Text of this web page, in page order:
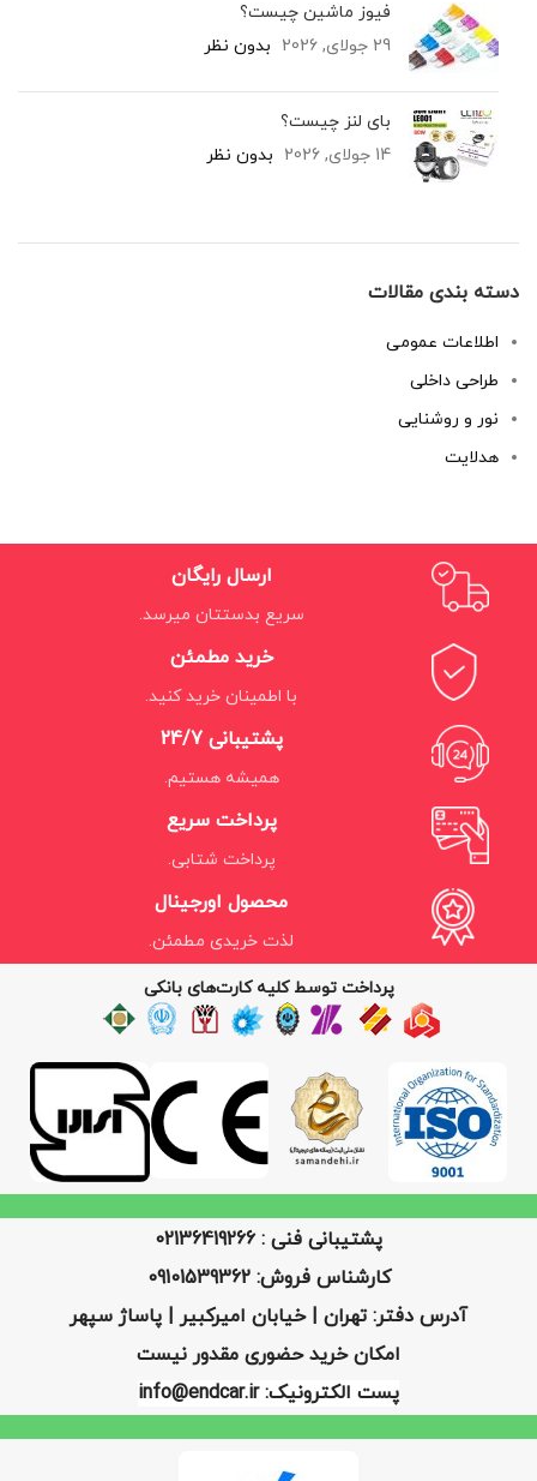
فیوز ماشین چیست؟
29 جولای, 2026
بدون نظر
بای لنز چیست؟
14 جولای, 2026
بدون نظر
دسته بندی مقالات
اطلاعات عمومی
طراحی داخلی
نور و روشنایی
هدلایت
ارسال رایگان
سریع بدستتان میرسد.
خرید مطمئن
با اطمینان خرید کنید.
پشتیبانی 24/7
همیشه هستیم.
پرداخت سریع
پرداخت شتابی.
محصول اورجینال
لذت خریدی مطمئن.
پرداخت توسط کلیه کارت‌های بانکی
پشتیبانی فنی : 02136419266
کارشناس فروش: 09101539362
آدرس دفتر: تهران | خیابان امیرکبیر | پاساژ سپهر
امکان خرید حضوری مقدور نیست
پست الکترونیک: info@endcar.ir